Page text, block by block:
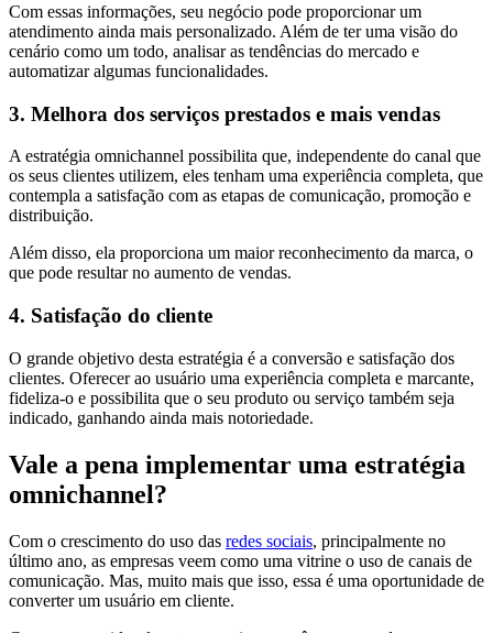
Com essas informações, seu negócio pode proporcionar um
atendimento ainda mais personalizado. Além de ter uma visão do
cenário como um todo, analisar as tendências do mercado e
automatizar algumas funcionalidades.
3. Melhora dos serviços prestados e mais vendas
A estratégia omnichannel possibilita que, independente do canal que
os seus clientes utilizem, eles tenham uma experiência completa, que
contempla a satisfação com as etapas de comunicação, promoção e
distribuição.
Além disso, ela proporciona um maior reconhecimento da marca, o
que pode resultar no aumento de vendas.
4. Satisfação do cliente
O grande objetivo desta estratégia é a conversão e satisfação dos
clientes. Oferecer ao usuário uma experiência completa e marcante,
fideliza-o e possibilita que o seu produto ou serviço também seja
indicado, ganhando ainda mais notoriedade.
Vale a pena implementar uma estratégia
omnichannel?
Com o crescimento do uso das redes sociais, principalmente no
último ano, as empresas veem como uma vitrine o uso de canais de
comunicação. Mas, muito mais que isso, essa é uma oportunidade de
converter um usuário em cliente.